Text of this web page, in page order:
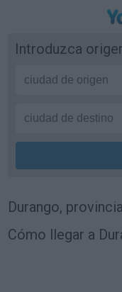
Introduzca
Durango,
Cómo llegar a